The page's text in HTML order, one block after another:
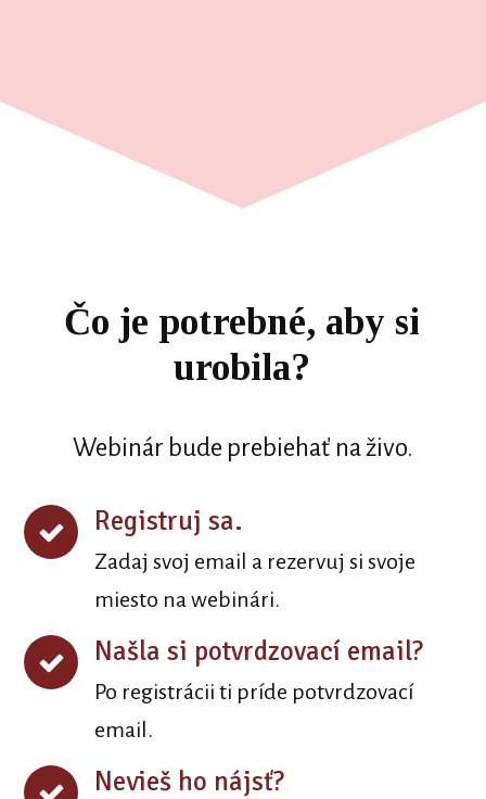
Čo je potrebné, aby si
urobila?
Webinár bude prebiehať na živo.
Registruj sa.
Zadaj svoj email a rezervuj si svoje
miesto na webinári.
Našla si potvrdzovací email?
Po registrácii ti príde potvrdzovací
email.
Nevieš ho nájsť?